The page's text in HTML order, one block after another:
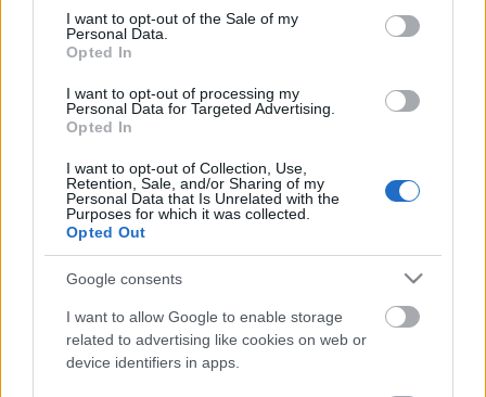
consent section.
I want to opt-out of the Sale of my
Personal Data.
Opted In
I want to opt-out of processing my
Personal Data for Targeted Advertising.
Opted In
I want to opt-out of Collection, Use,
Retention, Sale, and/or Sharing of my
Personal Data that Is Unrelated with the
Purposes for which it was collected.
Opted Out
Google consents
I want to allow Google to enable storage
related to advertising like cookies on web or
device identifiers in apps.
A bemutatóra február 26-án kerül sor az RS9
Színház Vallai Kertjében. Ezt követően február 27-én,
az érdeklődők.